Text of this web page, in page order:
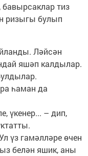
бавырсаклар тиз
ризыгы булып
Ләйсән
яшәп калдылар.
һаман да
үкенер... – дип,
үз гамәлләре өчен
белән яшик, аны